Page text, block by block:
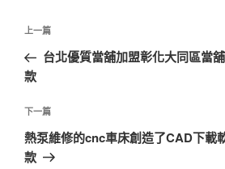
文
導
覽
上
一
篇
章
上一篇
台北優質當舖加盟彰化大同區當
款
下
一
篇
下一篇
熱泵維修的cnc車床創造了CAD下載
款